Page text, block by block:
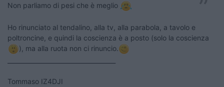
Non parliamo di pesi che è meglio
Ho rinunciato al tendalino, alla tv, alla parabola, a tavolo e
poltroncine, e quindi la coscienza è a posto (solo la coscienza
), ma alla ruota non ci rinuncio.
Tommaso IZ4DJI